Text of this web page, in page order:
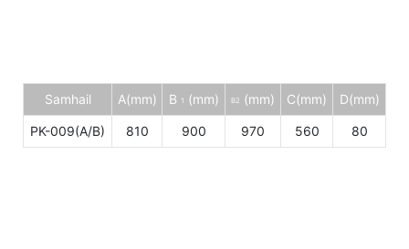
Samhail A(mm) B 1 (mm) B2 (mm) C(mm) D(mm)
PK-009(A/B) 810 900 970 560 80